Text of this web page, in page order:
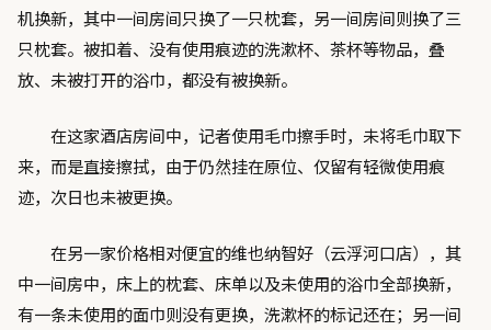
机换新，其中一间房间只换了一只枕套，另一间房间则换了三
只枕套。被扣着、没有使用痕迹的洗漱杯、茶杯等物品，叠
放、未被打开的浴巾，都没有被换新。
在这家酒店房间中，记者使用毛巾擦手时，未将毛巾取下
来，而是直接擦拭，由于仍然挂在原位、仅留有轻微使用痕
迹，次日也未被更换。
在另一家价格相对便宜的维也纳智好（云浮河口店），其
中一间房中，床上的枕套、床单以及未使用的浴巾全部换新，
有一条未使用的面巾则没有更换，洗漱杯的标记还在；另一间